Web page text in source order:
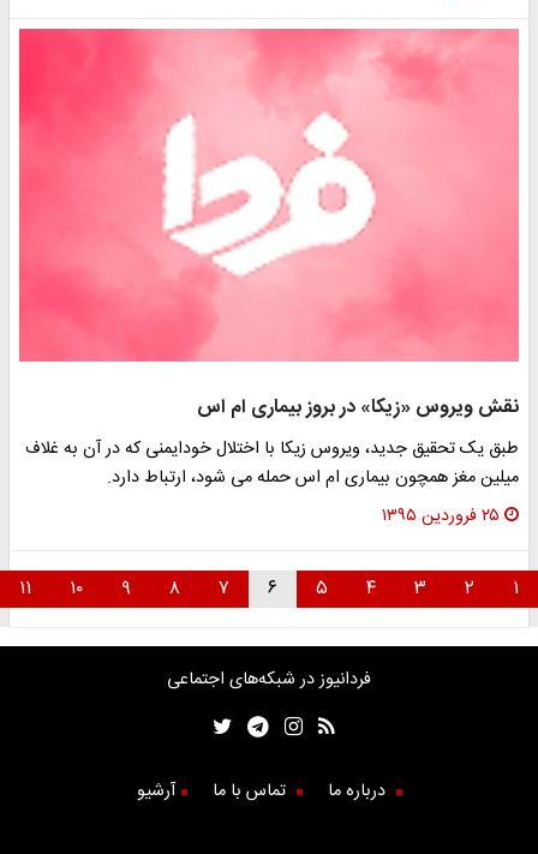
نقش ویروس «زیکا» در بروز بیماری ام اس
طبق یک تحقیق جدید، ویروس زیکا با اختلال خودایمنی که در آن به غلاف
میلین مغز همچون بیماری ام اس حمله می شود، ارتباط دارد.
۲۵ فروردین ۱۳۹۵
۱ ۲ ۳ ۴ ۵ ۶ ۷ ۸ ۹ ۱۰ ۱۱
فردانیوز در شبکه‌های اجتماعی
درباره ما تماس با ما آرشیو